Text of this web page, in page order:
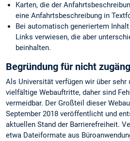
Karten, die der
eine Anfahrtsbeschreibung in
Bei automatisch generiertem
Links verwiesen, die aber
beinhalten.
Begründung für nicht
Als Universität verfügen wir über sehr
vielfältige Webauftritte, daher sind
vermeidbar. Der Großteil dieser
September 2018 veröffentlicht und
aktuellen Stand der Barrierefreiheit.
etwa Dateiformate aus